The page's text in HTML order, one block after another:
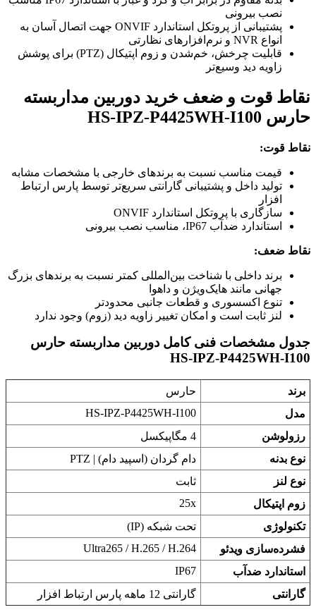
نصب بیرونی
پشتیبانی از پروتکل استاندارد ONVIF جهت اتصال آسان به
انواع NVR و نرم‌افزارهای نظارتی
قابلیت چرخش، خم‌شدن و زوم اپتیکال (PTZ) برای پوشش
زاویه دید وسیع‌تر
نقاط قوت و ضعف خرید دوربین مداربسته
حارس HS-IPZ-P4425WH-I100
نقاط قوت:
قیمت مناسب نسبت به برندهای خارجی با مشخصات مشابه
تولید داخل و پشتیبانی گارانتی سریع‌تر توسط پارس ارتباط
افزار
سازگاری با پروتکل استاندارد ONVIF
استاندارد ضدآب IP67، مناسب نصب بیرونی
نقاط ضعف:
برند داخلی با شناخت بین‌المللی کمتر نسبت به برندهای بزرگ
جهانی مانند هایک‌ویژن و داهوا
تنوع اکسسوری و قطعات جانبی محدودتر
لنز ثابت است و امکان تغییر زاویه دید (زوم) وجود ندارد
جدول مشخصات فنی کامل دوربین مداربسته حارس
HS-IPZ-P4425WH-I100
برند
حارس
مدل
HS-IPZ-P4425WH-I100
رزولوشن
4 مگاپیکسل
نوع بدنه
دام گردان (اسپید دام) | PTZ
نوع لنز
ثابت
زوم اپتیکال
25x
تکنولوژی
تحت شبکه (IP)
فشرده‌سازی ویدئو
Ultra265 / H.265 / H.264
استاندارد ضدآب
IP67
گارانتی
گارانتی 12 ماهه پارس ارتباط افزار